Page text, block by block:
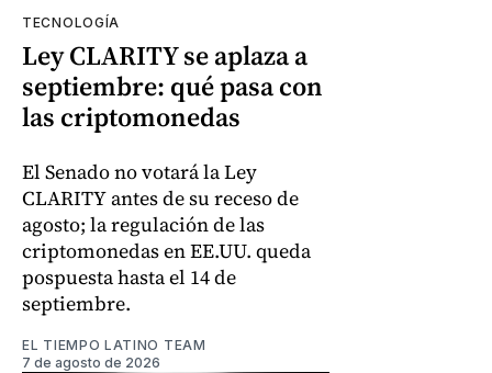
TECNOLOGÍA
Ley CLARITY se aplaza a
septiembre: qué pasa con
las criptomonedas
El Senado no votará la Ley
CLARITY antes de su receso de
agosto; la regulación de las
criptomonedas en EE.UU. queda
pospuesta hasta el 14 de
septiembre.
EL TIEMPO LATINO TEAM
7 de agosto de 2026